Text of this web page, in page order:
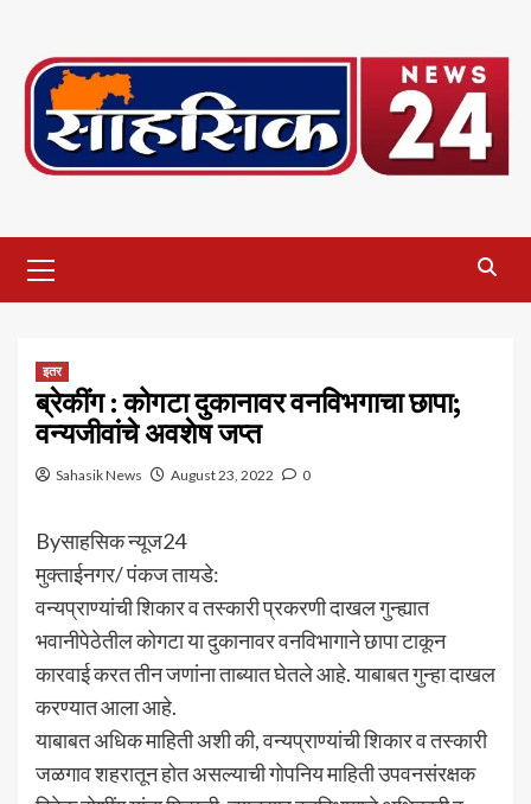
content
Menu
इतर
ब्रेकींग : कोगटा दुकानावर वनविभगाचा छापा;
वन्यजीवांचे अवशेष जप्त
Sahasik News August 23, 2022 0
Byसाहसिक न्यूज24
मुक्ताईनगर/ पंकज तायडे:
वन्यप्राण्यांची शिकार व तस्कारी प्रकरणी दाखल गुन्ह्यात
भवानीपेठेतील कोगटा या दुकानावर वनविभागाने छापा टाकून
कारवाई करत तीन जणांना ताब्यात घेतले आहे. याबाबत गुन्हा दाखल
करण्यात आला आहे.
याबाबत अधिक माहिती अशी की, वन्यप्राण्यांची शिकार व तस्कारी
जळगाव शहरातून होत असल्याची गोपनिय माहिती उपवनसंरक्षक